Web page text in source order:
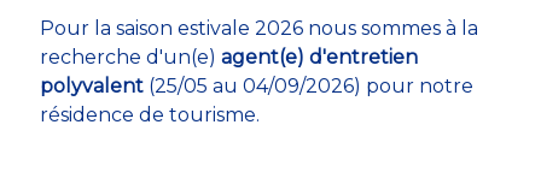
Pour la saison estivale 2026 nous sommes à la
recherche d'un(e) agent(e) d'entretien
polyvalent(25/05 au 04/09/2026) pour notre
résidence de tourisme.